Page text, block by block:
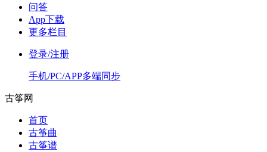
问答
App下载
更多栏目
登录/注册
手机/PC/APP多端同步
古筝网
首页
古筝曲
古筝谱